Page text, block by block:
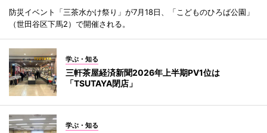
防災イベント「三茶水かけ祭り」が7月18日、「こどものひろば公園」
（世田谷区下馬2）で開催される。
学ぶ・知る
三軒茶屋経済新聞2026年上半期PV1位は
「TSUTAYA閉店」
学ぶ・知る